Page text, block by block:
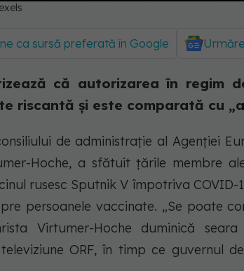
ca sursă preferată în Google
că autorizarea în regim
riscantă și este comparată cu
de administraţie al Agenţiei
Hoche, a sfătuit ţările membre
rusesc Sputnik V împotriva
persoanele vaccinate. „Se poate
Virtumer-Hoche duminică
ORF, în timp ce guvernul